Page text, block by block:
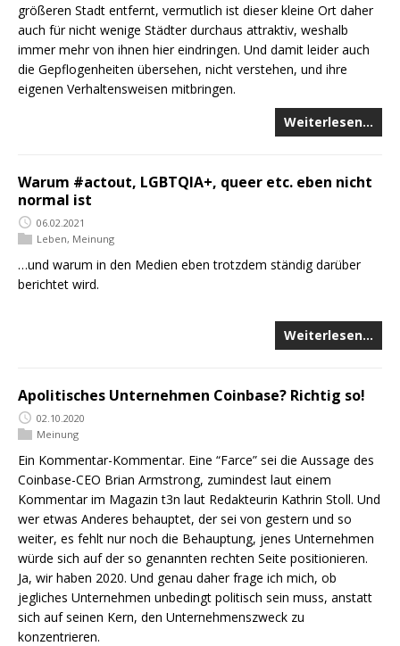
größeren Stadt entfernt, vermutlich ist dieser kleine Ort daher
auch für nicht wenige Städter durchaus attraktiv, weshalb
immer mehr von ihnen hier eindringen. Und damit leider auch
die Gepflogenheiten übersehen, nicht verstehen, und ihre
eigenen Verhaltensweisen mitbringen.
Weiterlesen…
Warum #actout, LGBTQIA+, queer etc. eben nicht
normal ist
06.02.2021
Leben, Meinung
…und warum in den Medien eben trotzdem ständig darüber
berichtet wird.
Weiterlesen…
Apolitisches Unternehmen Coinbase? Richtig so!
02.10.2020
Meinung
Ein Kommentar-Kommentar. Eine “Farce” sei die Aussage des
Coinbase-CEO Brian Armstrong, zumindest laut einem
Kommentar im Magazin t3n laut Redakteurin Kathrin Stoll. Und
wer etwas Anderes behauptet, der sei von gestern und so
weiter, es fehlt nur noch die Behauptung, jenes Unternehmen
würde sich auf der so genannten rechten Seite positionieren.
Ja, wir haben 2020. Und genau daher frage ich mich, ob
jegliches Unternehmen unbedingt politisch sein muss, anstatt
sich auf seinen Kern, den Unternehmenszweck zu
konzentrieren.